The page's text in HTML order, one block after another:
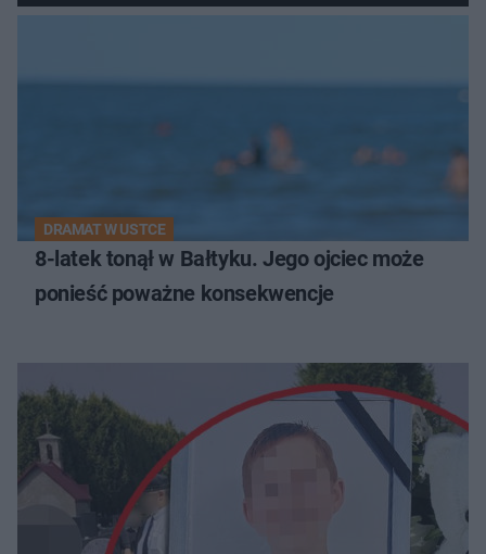
DRAMAT W USTCE
8-latek tonął w Bałtyku. Jego ojciec może
ponieść poważne konsekwencje